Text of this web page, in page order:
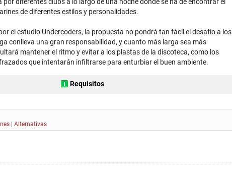
de diferentes estilos y personalidades.
el estudio Undercoders, la propuesta no pondrá tan fácil el desafío a los
conlleva una gran responsabilidad, y cuanto más larga sea más
mantener el ritmo y evitar a los plastas de la discoteca, como los
que intentarán infiltrarse para enturbiar el buen ambiente.
Requisitos
Alternativas